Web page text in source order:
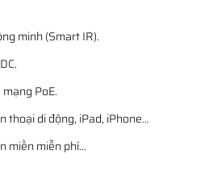
minh (Smart IR).
PoE.
thoại di động, iPad, iPhone…
miền miễn phí…